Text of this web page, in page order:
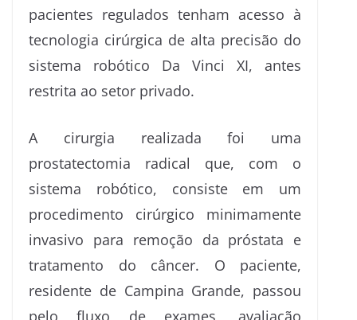
pacientes regulados tenham acesso à
tecnologia cirúrgica de alta precisão do
sistema robótico Da Vinci XI, antes
restrita ao setor privado.
A cirurgia realizada foi uma
prostatectomia radical que, com o
sistema robótico, consiste em um
procedimento cirúrgico minimamente
invasivo para remoção da próstata e
tratamento do câncer. O paciente,
residente de Campina Grande, passou
pelo fluxo de exames, avaliação